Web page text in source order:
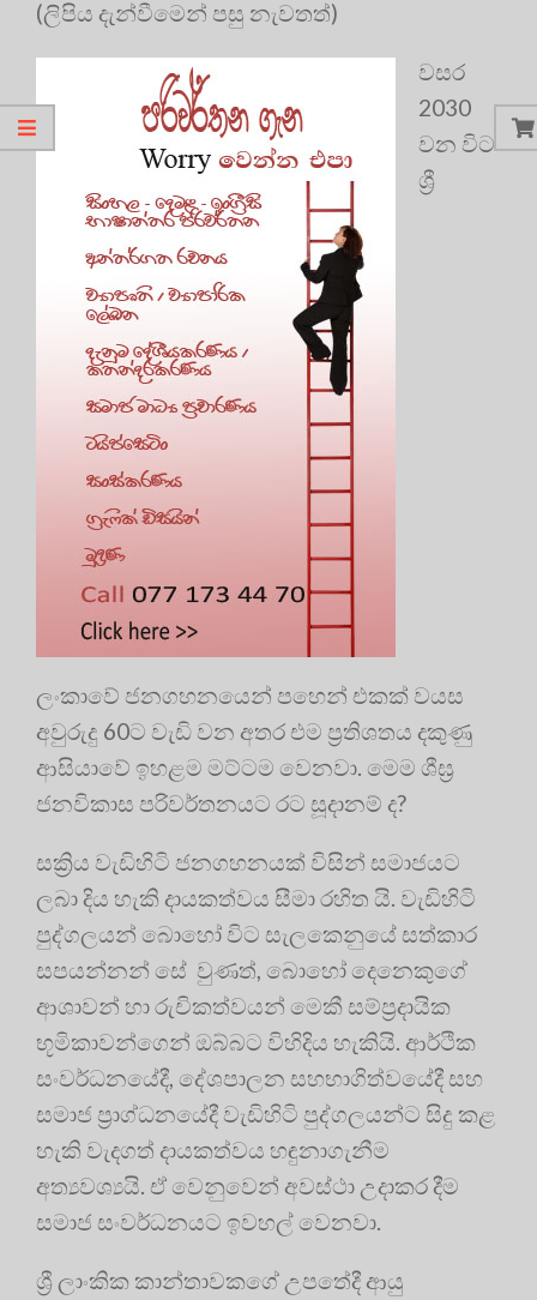
(ලිපිය දැන්වීමෙන් පසු නැවතත්)
වසර
2030
වන විට
ශ්‍රී
ලංකාවේ ජනගහනයෙන් පහෙන් එකක් වයස
අවුරුදු 60ට වැඩි වන අතර එම ප්‍ර‍තිශතය දකුණු
ආසියාවේ ඉහළම මට්ටම වෙනවා. මෙම ශීඝ්‍ර‍
ජනවිකාස පරිවර්තනයට රට සූදානම් ද?
සක්‍රිය වැඩිහිටි ජනගහනයක් විසින් සමාජයට
ලබා දිය හැකි දායකත්වය සීමා රහිත යි. වැඩිහිටි
පුද්ගලයන් බොහෝ විට සැලකෙනුයේ සත්කාර
සපයන්නන් සේ වුණත්, බොහෝ දෙනෙකුගේ
ආශාවන් හා රුචිකත්වයන් මෙකී සම්ප්‍ර‍දායික
භූමිකාවන්ගෙන් ඔබ්බට විහිදිය හැකියි. ආර්ථික
සංවර්ධනයේදී, දේශපාලන සහභාගිත්වයේදී සහ
සමාජ ප්‍රාග්ධනයේදී වැඩිහිටි පුද්ගලයන්ට සිදු කළ
හැකි වැදගත් දායකත්වය හඳුනාගැනීම
අත්‍යවශ්‍යයි. ඒ වෙනුවෙන් අවස්ථා උදාකර දීම
සමාජ සංවර්ධනයට ඉවහල් වෙනවා.
ශ්‍රී ලාංකික කාන්තාවකගේ උපතේදී ආයු